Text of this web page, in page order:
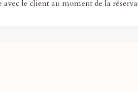
le client au moment de la